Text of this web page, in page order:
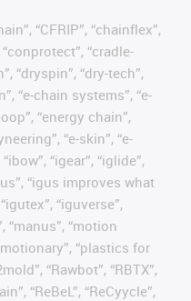
“CFRIP”, “chainflex”,
“cradle-
“dryspin”, “dry-tech”,
“e-chain systems”, “e-
“energy chain”,
“e-skin”, “e-
“igear”, “iglide”,
“igus improves what
“iguverse”,
“manus”, “motion
“plastics for
“Rawbot”, “RBTX”,
“ReBeL”, “ReCyycle”,